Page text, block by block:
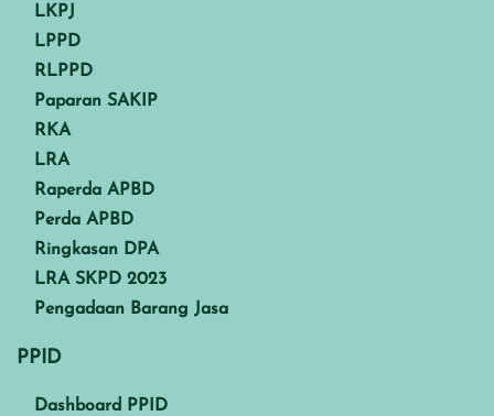
LKPJ
LPPD
RLPPD
Paparan SAKIP
RKA
LRA
Raperda APBD
Perda APBD
Ringkasan DPA
LRA SKPD 2023
Pengadaan Barang Jasa
PPID
Dashboard PPID